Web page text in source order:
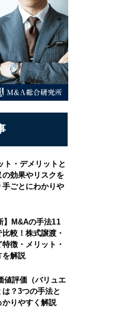
ト・デメリットと
の効果やリスクを
手ごとにわかりや
】M&Aの手法11
較！株式譲渡・
徴・メリット・
を解説
値評価（バリュエ
？3つの手法と
りやすく解説